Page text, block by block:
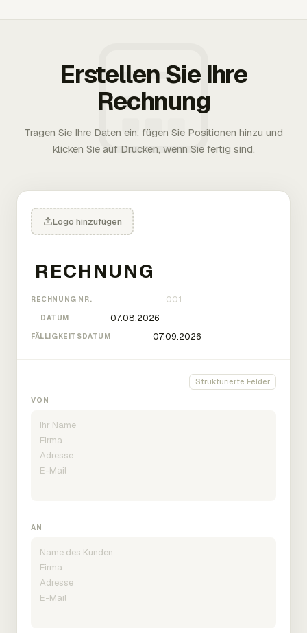
Erstellen Sie Ihre
Rechnung
Tragen Sie Ihre Daten ein, fügen Sie Positionen hinzu und
klicken Sie auf Drucken, wenn Sie fertig sind.
Logo hinzufügen
RECHNUNG NR.
DATUM
FÄLLIGKEITSDATUM
Strukturierte Felder
VON
AN